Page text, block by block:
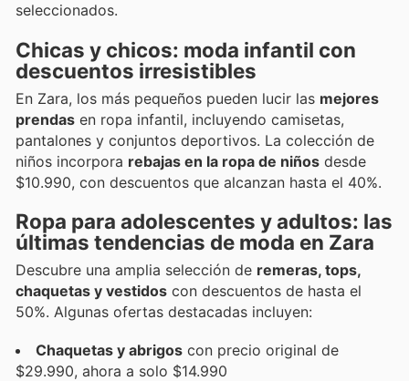
seleccionados.
Chicas y chicos: moda infantil con
descuentos irresistibles
En Zara, los más pequeños pueden lucir las mejores
prendas en ropa infantil, incluyendo camisetas,
pantalones y conjuntos deportivos. La colección de
niños incorpora rebajas en la ropa de niños desde
$10.990, con descuentos que alcanzan hasta el 40%.
Ropa para adolescentes y adultos: las
últimas tendencias de moda en Zara
Descubre una amplia selección de remeras, tops,
chaquetas y vestidos con descuentos de hasta el
50%. Algunas ofertas destacadas incluyen:
Chaquetas y abrigos con precio original de
$29.990, ahora a solo $14.990